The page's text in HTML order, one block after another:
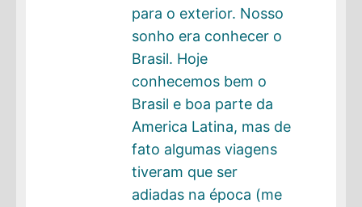
para o exterior. Nosso
sonho era conhecer o
Brasil. Hoje
conhecemos bem o
Brasil e boa parte da
America Latina, mas de
fato algumas viagens
tiveram que ser
adiadas na época (me